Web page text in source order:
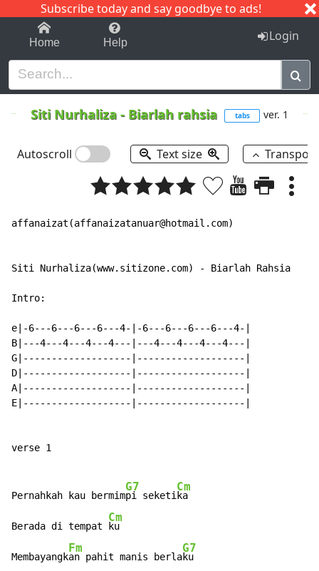
Subscribe today and say goodbye to ads!
1-9 C I J
Home Help Login
Siti Nurhaliza - Biarlah rahsia tabs ver. 1
Autoscroll Text size
affanaizat(affanaizatanuar@hotmail.com)
Siti Nurhaliza(www.sitizone.com) - Biarlah Rahsia
Intro:
e|-6---6---6---6---4-|-6---6---6---6---4-|
B|---4---4---4---4---|---4---4---4---4---|
G|-------------------|-------------------|
D|-------------------|-------------------|
A|-------------------|-------------------|
E|-------------------|-------------------|
verse 1
Pernahkah kau bermim
G7
pi seketi
Cm
ka
Berada di tempat
Cm
ku
Membayangk
Fm
an pahit manis berla
G7
ku